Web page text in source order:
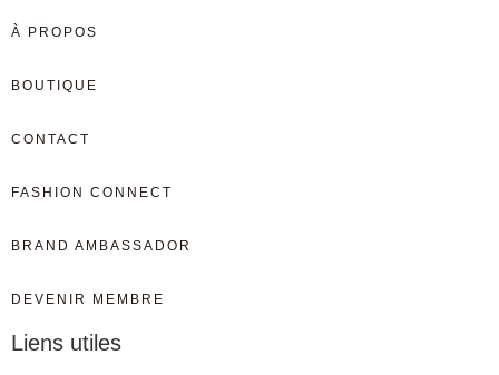
À PROPOS
BOUTIQUE
CONTACT
FASHION CONNECT
BRAND AMBASSADOR
DEVENIR MEMBRE
Liens utiles